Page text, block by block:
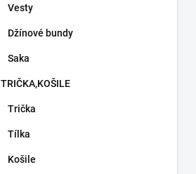
Vesty
Džínové bundy
Saka
TRIČKA,KOŠILE
Trička
Tílka
Košile